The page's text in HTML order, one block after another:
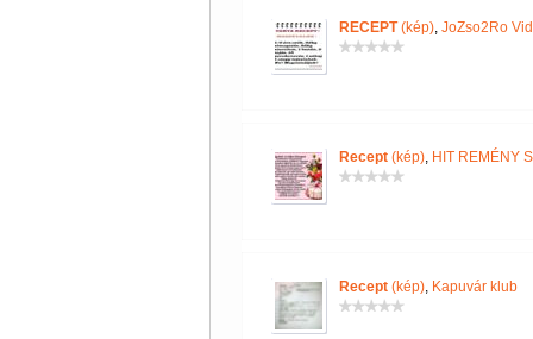
RECEPT(kép), JoZso2Ro
Recept(kép), HIT REMÉNY
Recept(kép), Kapuvár klub